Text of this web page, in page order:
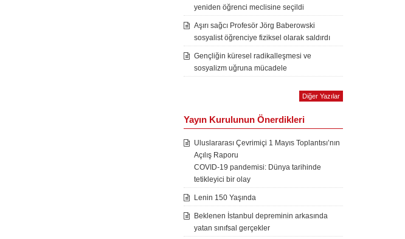
yeniden öğrenci meclisine seçildi
Aşırı sağcı Profesör Jörg Baberowski
sosyalist öğrenciye fiziksel olarak saldırdı
Gençliğin küresel radikalleşmesi ve
sosyalizm uğruna mücadele
Diğer Yazılar
Yayın Kurulunun Önerdikleri
Uluslararası Çevrimiçi 1 Mayıs Toplantısı’nın
Açılış Raporu
COVID-19 pandemisi: Dünya tarihinde
tetikleyici bir olay
Lenin 150 Yaşında
Beklenen İstanbul depreminin arkasında
yatan sınıfsal gerçekler